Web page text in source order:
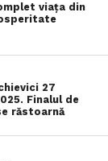
viața din
27
Finalul de
răstoarnă